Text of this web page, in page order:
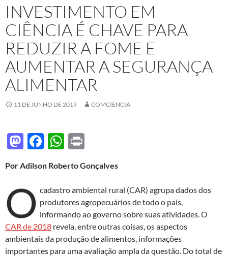
INVESTIMENTO EM
CIÊNCIA É CHAVE PARA
REDUZIR A FOME E
AUMENTAR A SEGURANÇA
ALIMENTAR
11 DE JUNHO DE 2019 COMCIENCIA
M
to
d
o
n
F
e
b
o
o
k
W
at
s
A
p
p
nt
Por Adilson Roberto Gonçalves
O cadastro ambiental rural (CAR) agrupa dados dos
produtores agropecuários de todo o país,
informando ao governo sobre suas atividades. O
CAR de 2018 revela, entre outras coisas, os aspectos
ambientais da produção de alimentos, informações
importantes para uma avaliação ampla da questão. Do total de